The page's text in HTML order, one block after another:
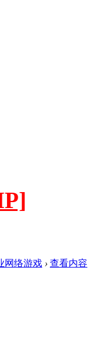
网络游戏 › 查看内容